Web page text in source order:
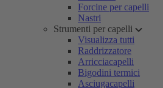
Forcine per capelli
Nastri
Strumenti per capelli
Visualizza tutti
Raddrizzatore
Arricciacapelli
Bigodini termici
Asciugacapelli